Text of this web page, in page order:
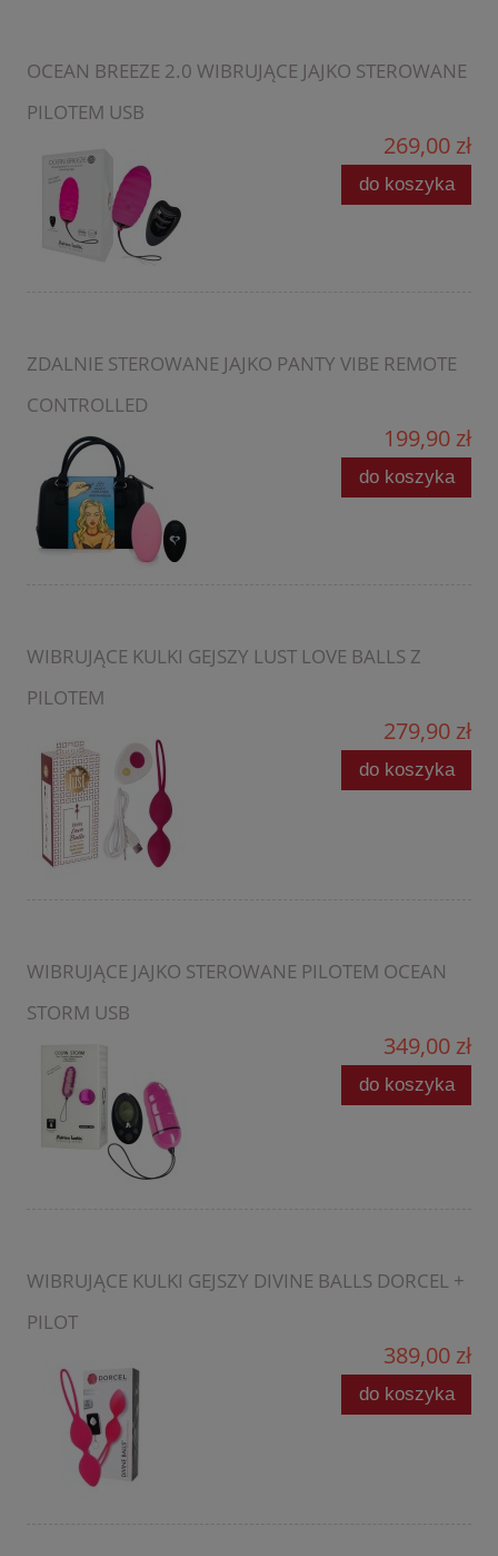
OCEAN BREEZE 2.0 WIBRUJĄCE JAJKO STEROWANE
PILOTEM USB
269,00 zł
do koszyka
ZDALNIE STEROWANE JAJKO PANTY VIBE REMOTE
CONTROLLED
199,90 zł
do koszyka
WIBRUJĄCE KULKI GEJSZY LUST LOVE BALLS Z
PILOTEM
279,90 zł
do koszyka
WIBRUJĄCE JAJKO STEROWANE PILOTEM OCEAN
STORM USB
349,00 zł
do koszyka
WIBRUJĄCE KULKI GEJSZY DIVINE BALLS DORCEL +
PILOT
389,00 zł
do koszyka